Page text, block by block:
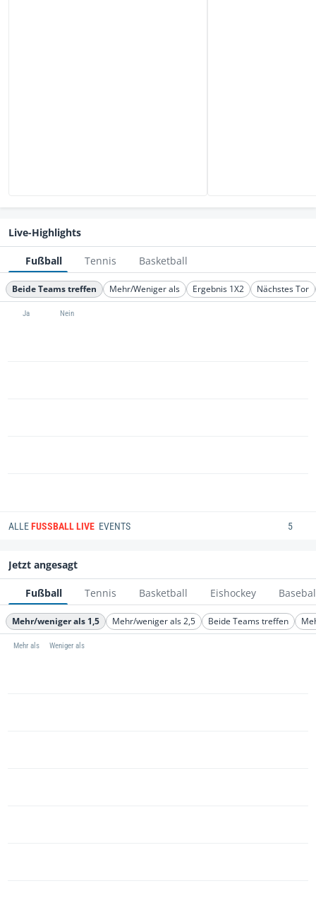
Live-Highlights
Fußball Tennis Basketball
Beide Teams treffen Mehr/Weniger als Ergebnis 1X2 Nächstes Tor
Ja Nein
ALLEFUSSBALL LIVE EVENTS 5
Jetzt angesagt
Fußball Tennis Basketball Eishockey
Mehr/weniger als 1,5 Mehr/weniger als 2,5 Beide Teams treffen
Mehr als Weniger als